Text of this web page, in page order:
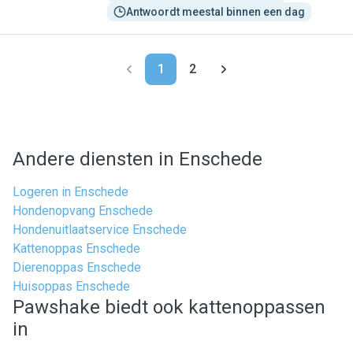
Antwoordt meestal binnen een dag
1 2
Andere diensten in Enschede
Logeren in Enschede
Hondenopvang Enschede
Hondenuitlaatservice Enschede
Kattenoppas Enschede
Dierenoppas Enschede
Huisoppas Enschede
Pawshake biedt ook kattenoppassen
in